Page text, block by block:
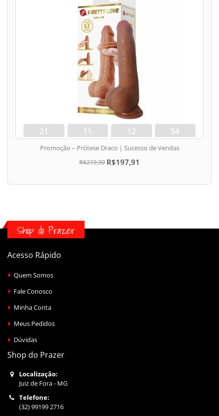
21
dias
11
hora
12
min
53
seg
Promoção – Prótese Draco | Sucesso de Vendas
R$219,90 R$197,91
Shop do Prazer
Acesso Rápido
Quem Somos
Fale Conosco
Minha Conta
Meus Pedidos
Dúvidas
Shop do Prazer
Localização:
Juiz de Fora - MG
Telefone:
(32) 99199 2716